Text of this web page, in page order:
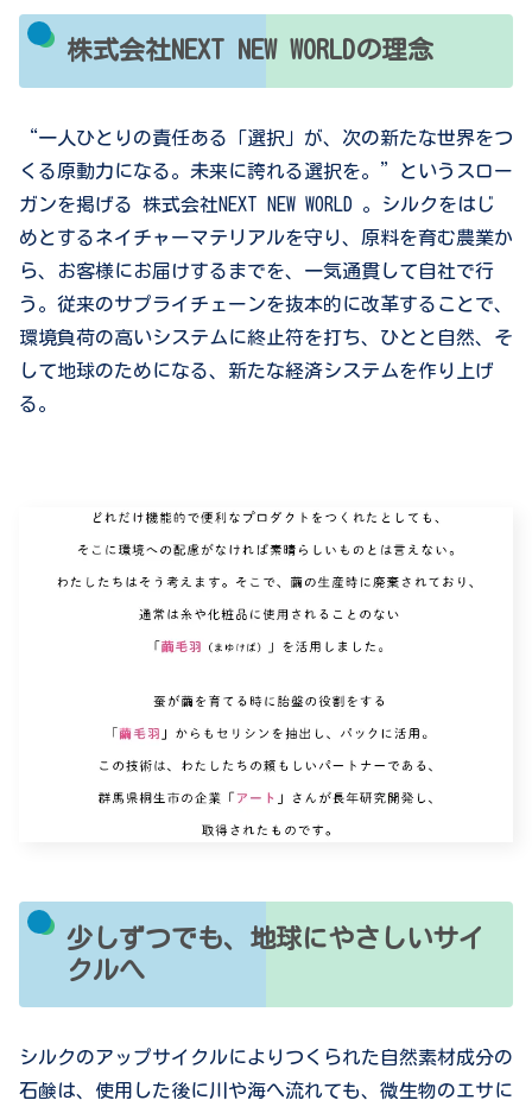
株式会社NEXT NEW WORLDの理念
“一人ひとりの責任ある「選択」が、次の新たな世界をつ
くる原動力になる。未来に誇れる選択を。”というスロー
ガンを掲げる 株式会社NEXT NEW WORLD 。シルクをはじ
めとするネイチャーマテリアルを守り、原料を育む農業か
ら、お客様にお届けするまでを、一気通貫して自社で行
う。従来のサプライチェーンを抜本的に改革することで、
環境負荷の高いシステムに終止符を打ち、ひとと自然、そ
して地球のためになる、新たな経済システムを作り上げ
る。
少しずつでも、地球にやさしいサイ
クルへ
シルクのアップサイクルによりつくられた自然素材成分の
石鹸は、使用した後に川や海へ流れても、微生物のエサに